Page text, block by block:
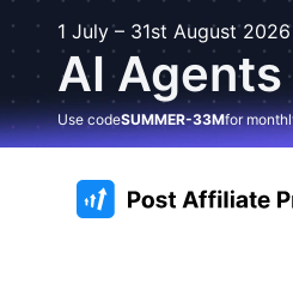
1 July – 31st August
AI
Use codeSUMMER-33Mfor
:site.title